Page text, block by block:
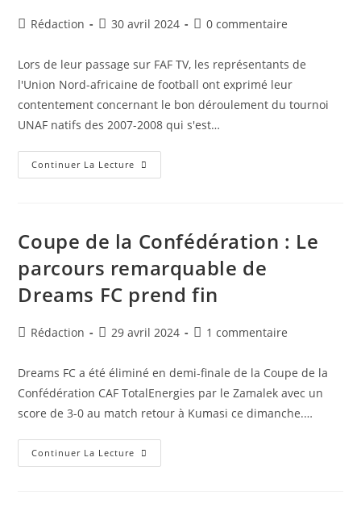
Auteur/autrice
la
publication :
Rédaction
Publication
30 avril 2024
Commentaires
la
publication :
0 commentaire
Lors de leur passage sur FAF TV, les représentants de
l'Union Nord-africaine de football ont exprimé leur
contentement concernant le bon déroulement du tournoi
UNAF natifs des 2007-2008 qui s'est…
Continuer La Lecture UNAF
U17
Satisfaits
Du
Du
Tournoi
Coupe de la Confédération : Le
parcours remarquable de
Dreams FC prend fin
Auteur/autrice
la
publication :
Rédaction
Publication
29 avril 2024
Commentaires
la
publication :
1 commentaire
Dreams FC a été éliminé en demi-finale de la Coupe de la
Confédération CAF TotalEnergies par le Zamalek avec un
score de 3-0 au match retour à Kumasi ce dimanche.…
Continuer La Lecture Coupe
De